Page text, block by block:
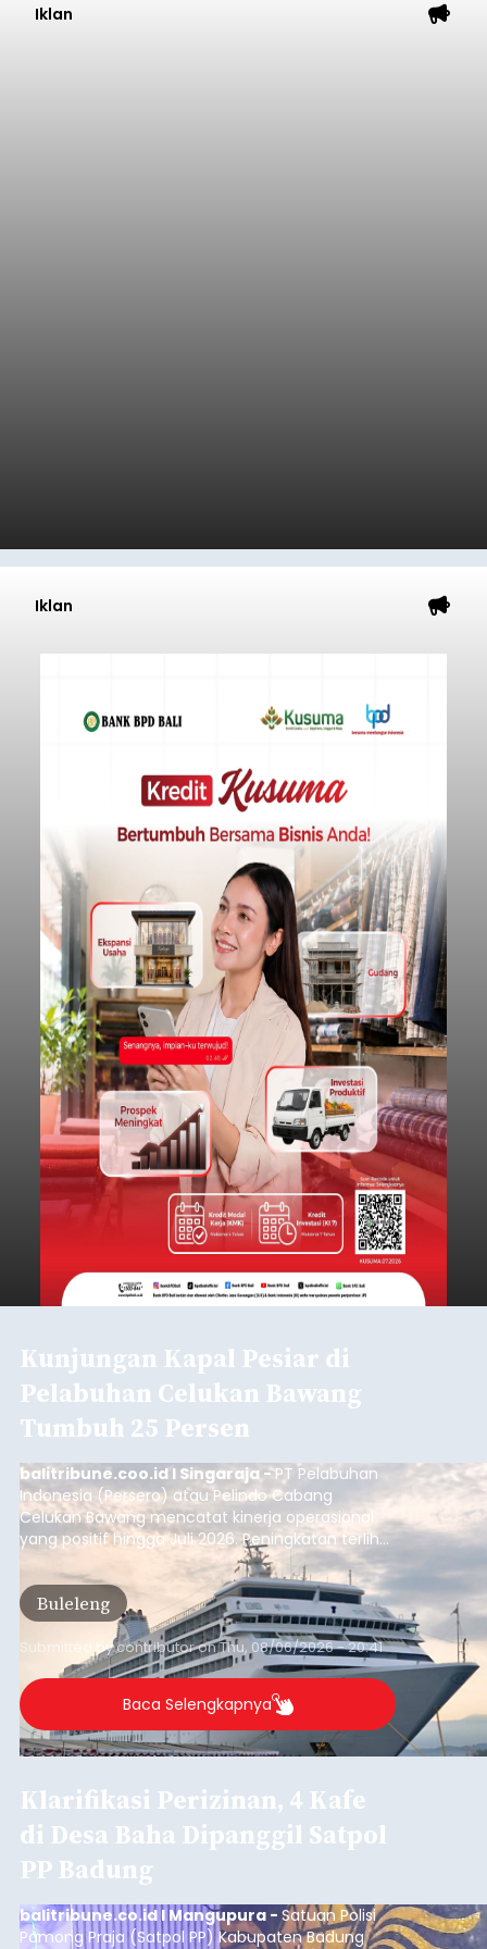
Iklan
Iklan
Kunjungan Kapal Pesiar di
Pelabuhan Celukan Bawang
Tumbuh 25 Persen
balitribune.coo.id I Singaraja -PT Pelabuhan
Indonesia (Persero) atau Pelindo Cabang
Celukan Bawang mencatat kinerja operasional
yang positif hingga Juli 2026. Peningkatan terlihat
dari arus kapal yang mencapai 1,48 juta Gross
Tonnage (GT), atau tumbuh 12,4 persen
dibandingkan periode yang sama tahun lalu
yang tercatat sebesar 1,32 juta GT.
Buleleng
Submitted bycontributoronThu, 08/06/2026 - 20:41
Baca Selengkapnya
Klarifikasi Perizinan, 4 Kafe
di Desa Baha Dipanggil Satpol
PP Badung
balitribune.co.id I Mangupura - Satuan Polisi
Pamong Praja (Satpol PP) Kabupaten Badung